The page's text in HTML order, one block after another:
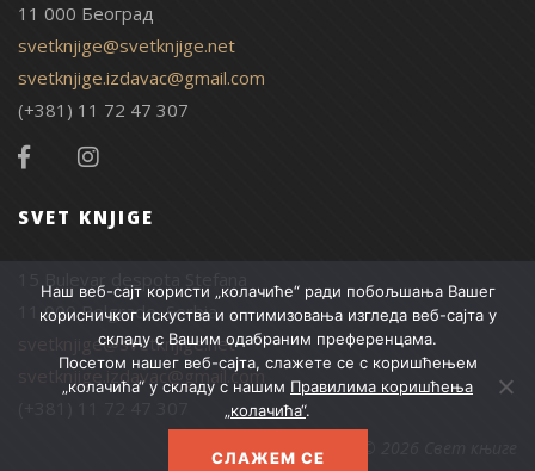
11 000 Београд
svetknjige@svetknjige.net
svetknjige.izdavac@gmail.com
(+381) 11 72 47 307
SVET KNJIGE
15 Bulevar despota Stefana
11 000 Belgrade, Serbia
svetknjige@svetknjige.net
svetknjige.izdavac@gmail.com
Наш веб-сајт користи „колачиће“ ради побољшања Вашег
корисничког искуства и оптимизовања изгледа веб-сајта у
складу с Вашим одабраним преференцама.
Посетом нашег веб-сајта, слажете се с коришћењем
„колачића“ у складу с нашим Правилима коришћења
„колачића“.
СЛАЖЕМ СЕ